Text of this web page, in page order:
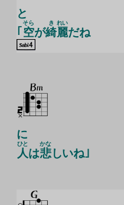
と
｢ 空
そら
が綺
き
麗
れい
だね
に
人
ひと
は悲
かな
しいね｣